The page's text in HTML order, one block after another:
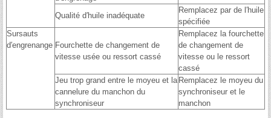
Qualité d′huile inadéquate
Remplacez par de l′huile
spécifiée
Sursauts
d′engrenange Fourchette de changement de
vitesse usée ou ressort cassé
Remplacez la fourchette
de changement de
vitesse ou le ressort
cassé
Jeu trop grand entre le moyeu et la
cannelure du manchon du
synchroniseur
Remplacez le moyeu du
synchroniseur et le
manchon